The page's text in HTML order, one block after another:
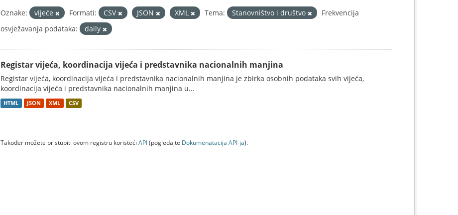
Oznake: vijeće Formati: CSV JSON XML Tema: Stanovništvo i društvo
Frekvencija
osvježavanja podataka:
daily
Registar vijeća, koordinacija vijeća i predstavnika nacionalnih manjina
Registar vijeća, koordinacija vijeća i predstavnika nacionalnih manjina je zbirka osobnih podataka svih vijeća,
koordinacija vijeća i predstavnika nacionalnih manjina u...
HTML JSON XML CSV
Također možete pristupiti ovom registru koristeći API(pogledajte Dokumenаtаcijа API-jа).